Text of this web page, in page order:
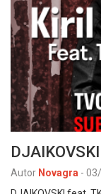
Autor Novagra -